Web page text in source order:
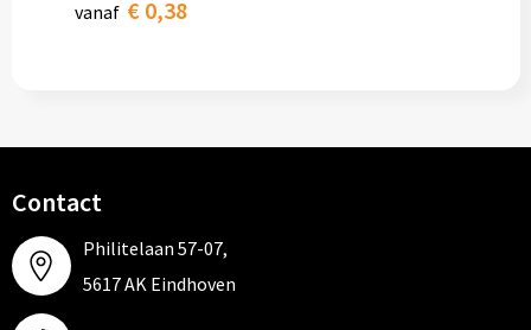
vanaf € 0,38
Contact
Philitelaan 57-07,
5617 AK Eindhoven